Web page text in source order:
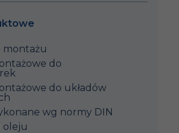
montażu
do
do układów
wg normy DIN
oleju